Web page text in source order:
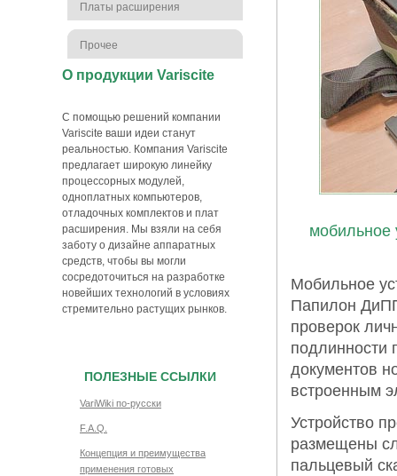
Платы расширения
Прочее
О продукции Variscite
С помощью решений компании
Variscite ваши идеи станут
реальностью. Компания Variscite
предлагает широкую линейку
процессорных модулей,
одноплатных компьютеров,
отладочных комплектов и плат
расширения. Мы взяли на себя
заботу о дизайне аппаратных
средств, чтобы вы могли
сосредоточиться на разработке
новейших технологий в условиях
стремительно растущих рынков.
ПОЛЕЗНЫЕ ССЫЛКИ
VariWiki по-русски
F.A.Q.
Концепция и преимущества
применения готовых
мобильное
Мобильное
Папилон
проверок
подлинности
документов
встроенным
Устройство
размещены
пальцевый